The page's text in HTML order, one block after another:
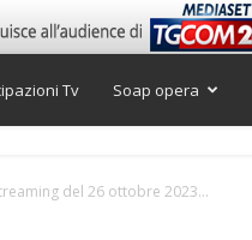
Tv Soap opera
del 26 ottobre 2023...